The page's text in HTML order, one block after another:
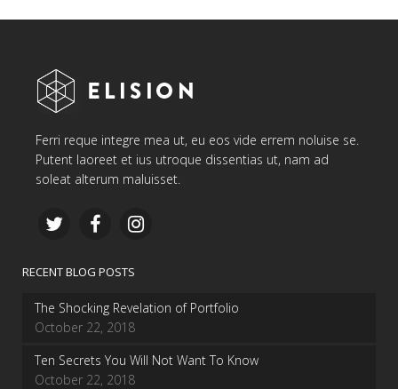
Ferri reque integre mea ut, eu eos vide errem noluise se.
Putent laoreet et ius utroque dissentias ut, nam ad
soleat alterum maluisset.
RECENT BLOG POSTS
The Shocking Revelation of Portfolio
October 22, 2018
Ten Secrets You Will Not Want To Know
October 22, 2018